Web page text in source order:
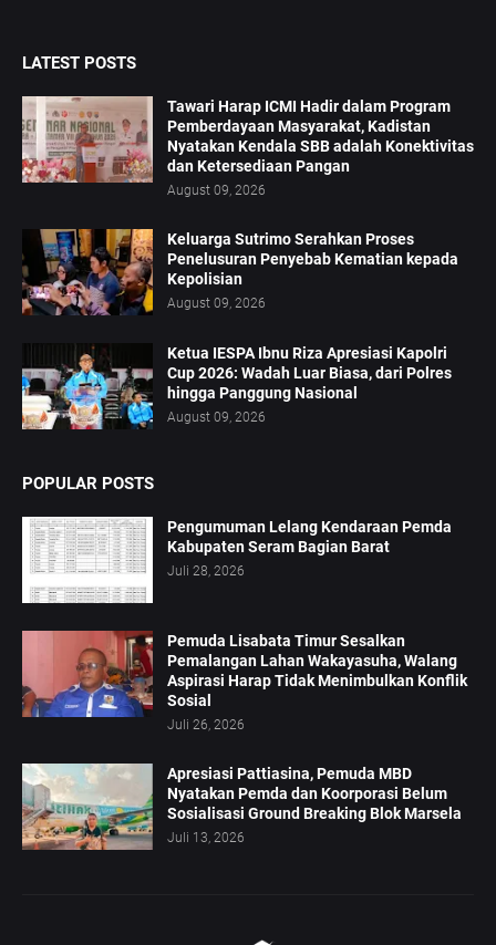
LATEST POSTS
Tawari Harap ICMI Hadir dalam Program
Pemberdayaan Masyarakat, Kadistan
Nyatakan Kendala SBB adalah Konektivitas
dan Ketersediaan Pangan
August 09, 2026
Keluarga Sutrimo Serahkan Proses
Penelusuran Penyebab Kematian kepada
Kepolisian
August 09, 2026
Ketua IESPA Ibnu Riza Apresiasi Kapolri
Cup 2026: Wadah Luar Biasa, dari Polres
hingga Panggung Nasional
August 09, 2026
POPULAR POSTS
Pengumuman Lelang Kendaraan Pemda
Kabupaten Seram Bagian Barat
Juli 28, 2026
Pemuda Lisabata Timur Sesalkan
Pemalangan Lahan Wakayasuha, Walang
Aspirasi Harap Tidak Menimbulkan Konflik
Sosial
Juli 26, 2026
Apresiasi Pattiasina, Pemuda MBD
Nyatakan Pemda dan Koorporasi Belum
Sosialisasi Ground Breaking Blok Marsela
Juli 13, 2026